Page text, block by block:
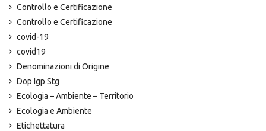
Controllo e Certificazione
Controllo e Certificazione
covid-19
covid19
Denominazioni di Origine
Dop Igp Stg
Ecologia – Ambiente – Territorio
Ecologia e Ambiente
Etichettatura